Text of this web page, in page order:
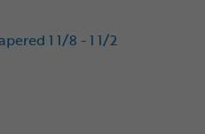
1 1/8 - 1 1/2